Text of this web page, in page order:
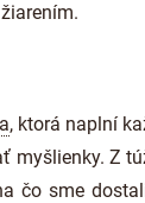
, ktorá naplní
myšlienky. Z
čo sme